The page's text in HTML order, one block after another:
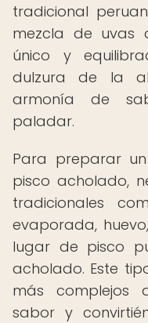
tradicional
mezcla de uvas
único y
dulzura de la
armonía de
paladar.
Para preparar
pisco acholado,
tradicionales
evaporada,
lugar de pisco
acholado. Este
más complejos
sabor y